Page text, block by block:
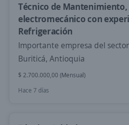
Técnico de
electromecánico con
Refrigeración
Importante empresa del sector
Buriticá, Antioquia
$ 2.700.000,00 (Mensual)
Hace 7 días